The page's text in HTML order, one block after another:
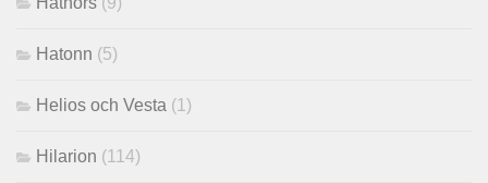
Hatonn (5)
Helios och Vesta (1)
Hilarion (114)